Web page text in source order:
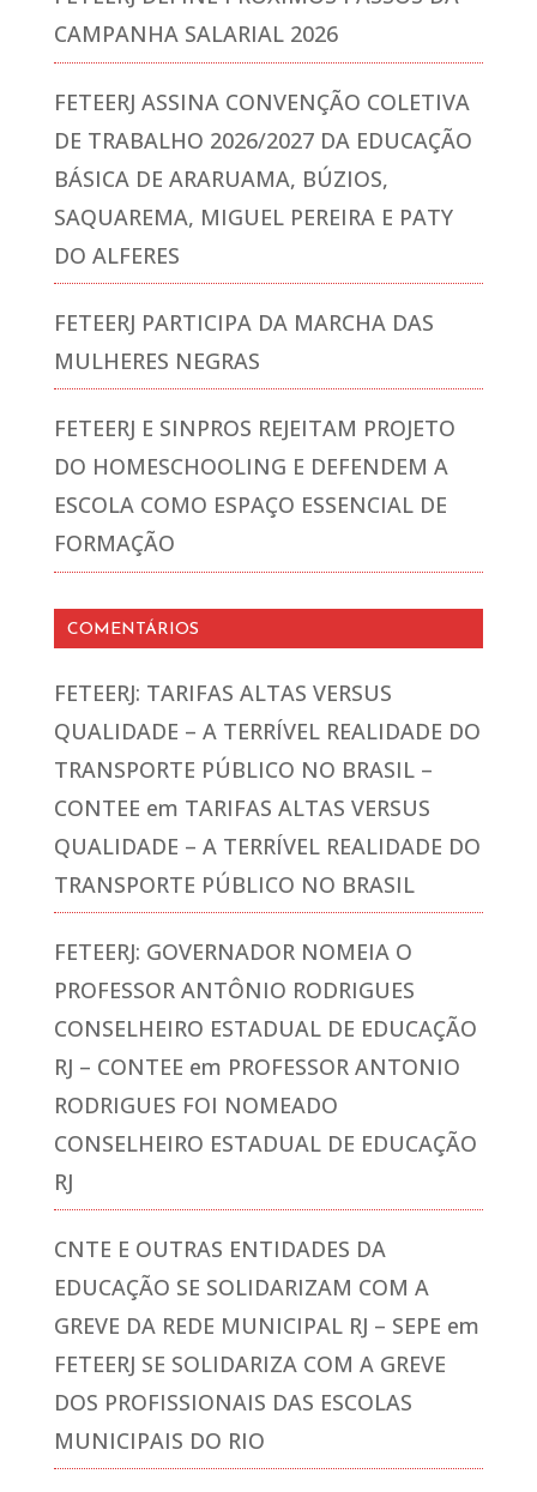
CAMPANHA SALARIAL 2026
FETEERJ ASSINA CONVENÇÃO COLETIVA
DE TRABALHO 2026/2027 DA EDUCAÇÃO
BÁSICA DE ARARUAMA, BÚZIOS,
SAQUAREMA, MIGUEL PEREIRA E PATY
DO ALFERES
FETEERJ PARTICIPA DA MARCHA DAS
MULHERES NEGRAS
FETEERJ E SINPROS REJEITAM PROJETO
DO HOMESCHOOLING E DEFENDEM A
ESCOLA COMO ESPAÇO ESSENCIAL DE
FORMAÇÃO
COMENTÁRIOS
FETEERJ: TARIFAS ALTAS VERSUS
QUALIDADE – A TERRÍVEL REALIDADE DO
TRANSPORTE PÚBLICO NO BRASIL –
CONTEE em TARIFAS ALTAS VERSUS
QUALIDADE – A TERRÍVEL REALIDADE DO
TRANSPORTE PÚBLICO NO BRASIL
FETEERJ: GOVERNADOR NOMEIA O
PROFESSOR ANTÔNIO RODRIGUES
CONSELHEIRO ESTADUAL DE EDUCAÇÃO
RJ – CONTEE em PROFESSOR ANTONIO
RODRIGUES FOI NOMEADO
CONSELHEIRO ESTADUAL DE EDUCAÇÃO
RJ
CNTE E OUTRAS ENTIDADES DA
EDUCAÇÃO SE SOLIDARIZAM COM A
GREVE DA REDE MUNICIPAL RJ – SEPE em
FETEERJ SE SOLIDARIZA COM A GREVE
DOS PROFISSIONAIS DAS ESCOLAS
MUNICIPAIS DO RIO